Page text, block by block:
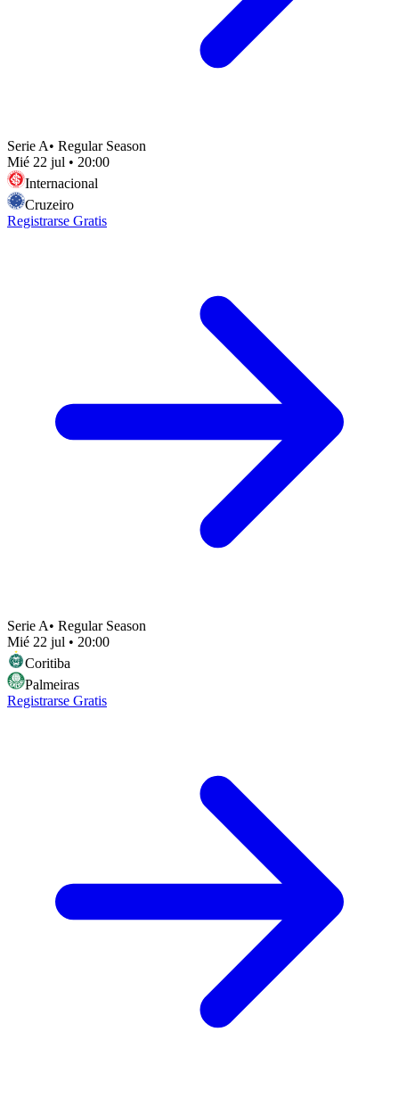
Serie A• Regular Season
Mié 22 jul • 20:00
Internacional
Cruzeiro
Registrarse Gratis
Serie A• Regular Season
Mié 22 jul • 20:00
Coritiba
Palmeiras
Registrarse Gratis